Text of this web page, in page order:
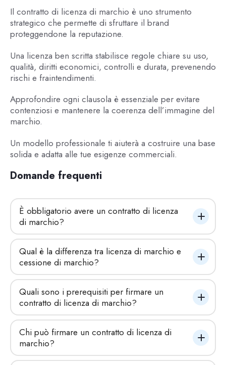
Il contratto di licenza di marchio è uno strumento
strategico che permette di sfruttare il brand
proteggendone la reputazione.
Una licenza ben scritta stabilisce regole chiare su uso,
qualità, diritti economici, controlli e durata, prevenendo
rischi e fraintendimenti.
Approfondire ogni clausola è essenziale per evitare
contenziosi e mantenere la coerenza dell’immagine del
marchio.
Un modello professionale ti aiuterà a costruire una base
solida e adatta alle tue esigenze commerciali.
Domande frequenti
È obbligatorio avere un contratto di licenza
di marchio?
Qual è la differenza tra licenza di marchio e
cessione di marchio?
Quali sono i prerequisiti per firmare un
contratto di licenza di marchio?
Chi può firmare un contratto di licenza di
marchio?